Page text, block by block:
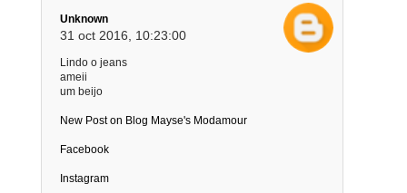
Unknown
31 oct 2016, 10:23:00
Lindo o jeans
ameii
um beijo
New Post on Blog Mayse's Modamour
Facebook
Instagram